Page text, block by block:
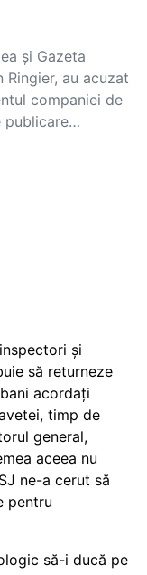
și Gazeta
au acuzat
companiei de
publicare…
și
să returneze
acordați
timp de
general,
aceea nu
ne-a cerut să
pentru
să-i ducă pe